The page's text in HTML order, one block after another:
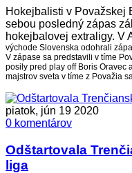
Hokejbalisti v Považskej
sebou posledný zápas
hokejbalovej extraligy. V
východe Slovenska odohrali
V zápase sa predstavili v tíme
posily pred play off Boris Oravec
majstrov sveta v tíme z Považia
piatok, jún 19 2020
0 komentárov
Odštartovala
liga